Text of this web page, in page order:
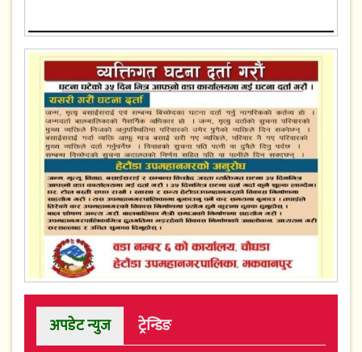
अपडेट न्युज ट्रेन्डिङ